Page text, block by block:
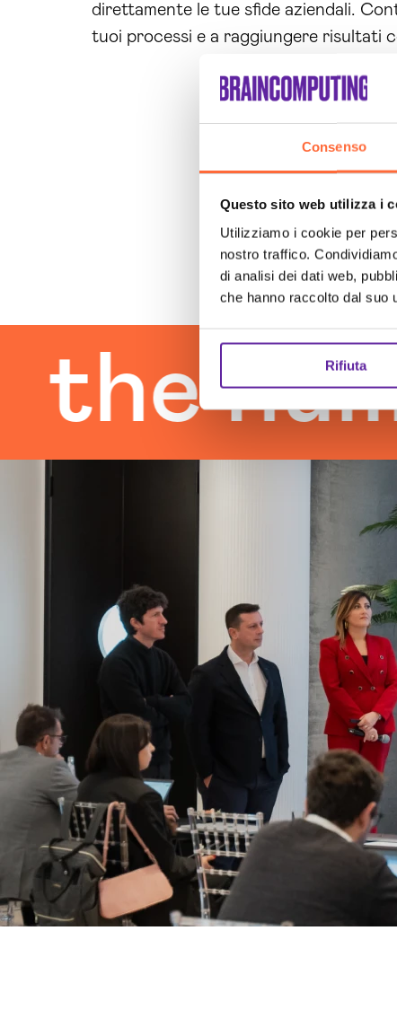
Consenso
Questo sito web utilizza i
Utilizziamo i cookie per
nostro traffico.
di analisi dei dati web,
che hanno raccolto dal suo
Rifiuta
direttamente le tue sfide aziendali.
tuoi processi e a raggiungere risultati